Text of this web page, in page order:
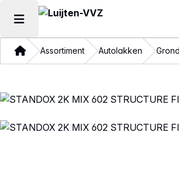
Hoofdmenu openen
ThuisAssortiment Autolakken